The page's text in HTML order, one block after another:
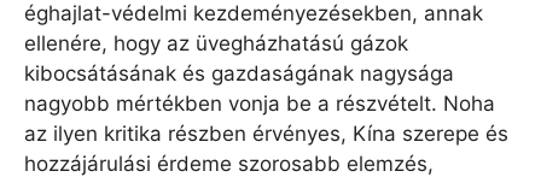
éghajlat-védelmi kezdeményezésekben, annak
ellenére, hogy az üvegházhatású gázok
kibocsátásának és gazdaságának nagysága
nagyobb mértékben vonja be a részvételt. Noha
az ilyen kritika részben érvényes, Kína szerepe és
hozzájárulási érdeme szorosabb elemzés,